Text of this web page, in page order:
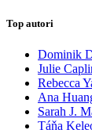
Top autori
Dominik
Julie
Rebecca
Ana
Sarah J.
Táňa